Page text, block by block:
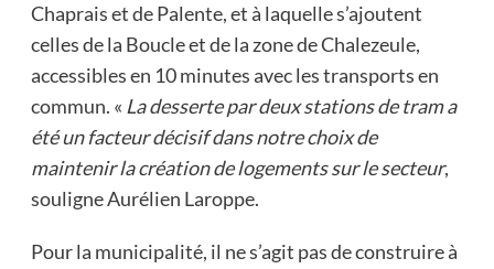
Chaprais et de Palente, et à laquelle s’ajoutent
celles de la Boucle et de la zone de Chalezeule,
accessibles en 10 minutes avec les transports en
commun. « La desserte par deux stations de tram a
été un facteur décisif dans notre choix de
maintenir la création de logements sur le secteur,
souligne Aurélien Laroppe.
Pour la municipalité, il ne s’agit pas de construire à